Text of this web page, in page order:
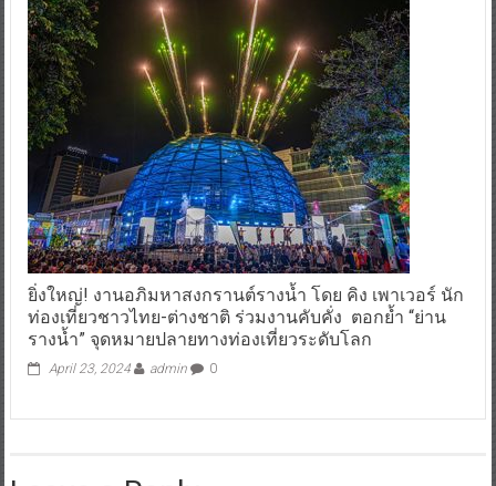
ยิ่งใหญ่! งานอภิมหาสงกรานต์รางน้ำ โดย คิง เพาเวอร์ นัก
ท่องเที่ยวชาวไทย-ต่างชาติ ร่วมงานคับคั่ง ตอกย้ำ “ย่าน
รางน้ำ” จุดหมายปลายทางท่องเที่ยวระดับโลก
April 23, 2024 admin 0